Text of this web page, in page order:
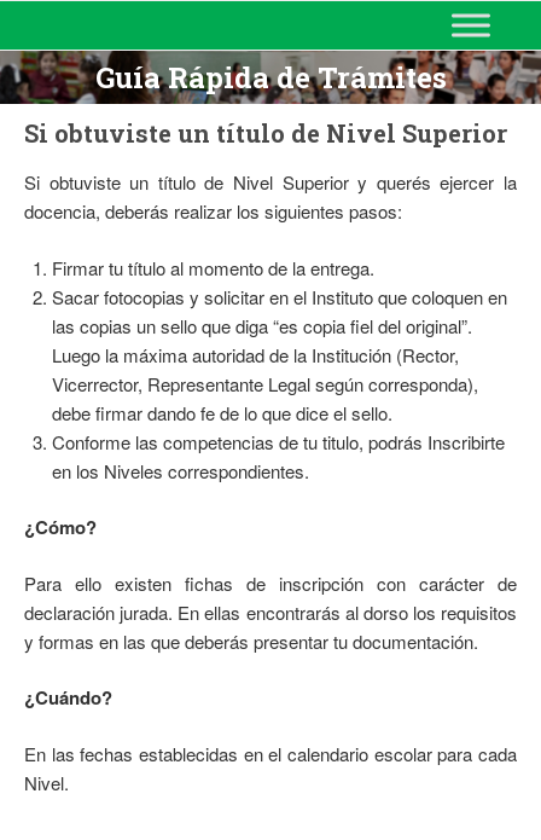
MINISTERIO DE EDUCACIÓN
DE CORRIENTES
Guía Rápida de Trámites
Si obtuviste un título de Nivel Superior
Si obtuviste un título de Nivel Superior y querés ejercer la
docencia, deberás realizar los siguientes pasos:
Firmar tu título al momento de la entrega.
Sacar fotocopias y solicitar en el Instituto que coloquen en
las copias un sello que diga “es copia fiel del original”.
Luego la máxima autoridad de la Institución (Rector,
Vicerrector, Representante Legal según corresponda),
debe firmar dando fe de lo que dice el sello.
Conforme las competencias de tu titulo, podrás Inscribirte
en los Niveles correspondientes.
¿Cómo?
Para ello existen fichas de inscripción con carácter de
declaración jurada. En ellas encontrarás al dorso los requisitos
y formas en las que deberás presentar tu documentación.
¿Cuándo?
En las fechas establecidas en el calendario escolar para cada
Nivel.